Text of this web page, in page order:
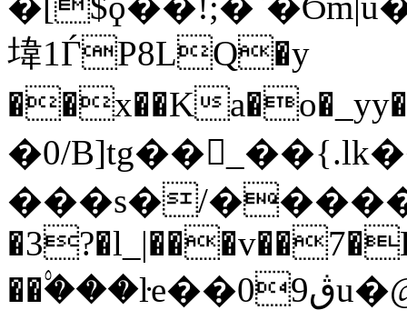
㙔1ЃP8LQ�y
��x��K
�0/
���ѕ�/�����/
��۟���ŀe��0ڨ9u�@�佇:���o.l~�a?